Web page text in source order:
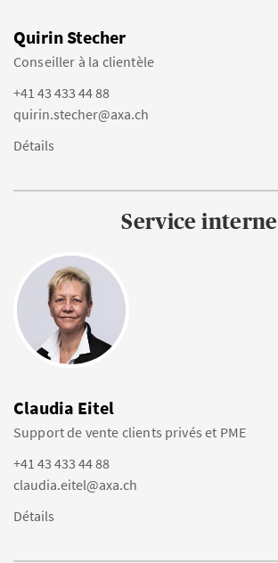
Quirin Stecher
Conseiller à la clientèle
+41 43 433 44 88
quirin.stecher@axa.ch
Détails
Service interne
Claudia Eitel
Support de vente clients privés et PME
+41 43 433 44 88
claudia.eitel@axa.ch
Détails